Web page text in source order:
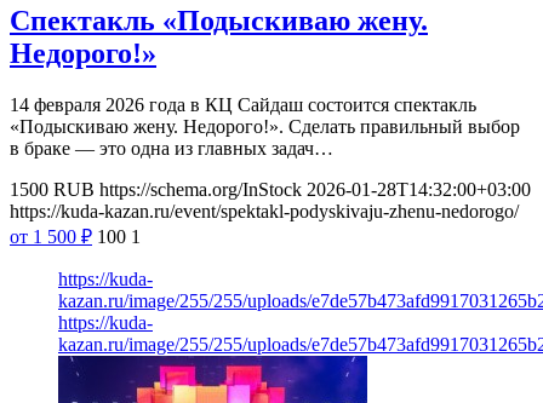
Спектакль «Подыскиваю жену.
Недорого!»
14 февраля 2026 года в КЦ Сайдаш состоится спектакль
«Подыскиваю жену. Недорого!». Сделать правильный выбор
в браке — это одна из главных задач…
1500 RUB https://schema.org/InStock 2026-01-28T14:32:00+03:00
https://kuda-kazan.ru/event/spektakl-podyskivaju-zhenu-nedorogo/
от 1 500 ₽ 100 1
https://kuda-
kazan.ru/image/255/255/uploads/
https://kuda-
kazan.ru/image/255/255/uploads/